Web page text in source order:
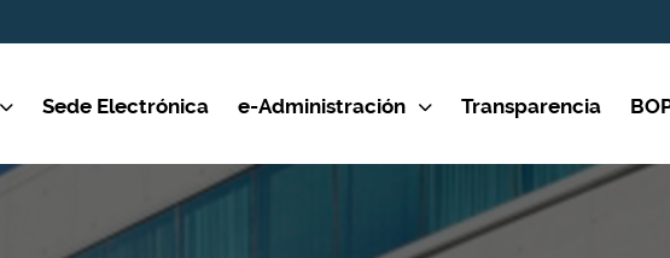
Sede Electrónica e-Administración Transparencia